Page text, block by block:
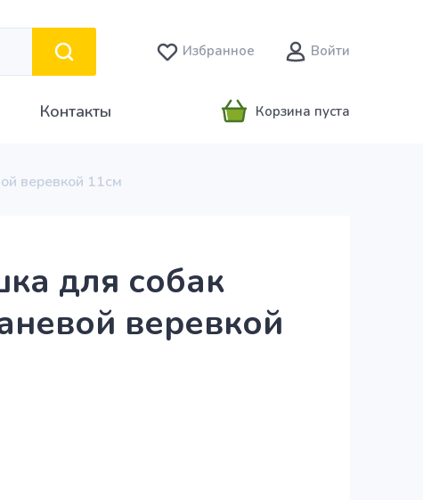
Избранное Войти
Контакты Корзина пуста
веревкой 11см
для собак
веревкой